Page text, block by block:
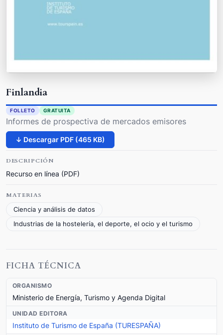
Finlandia
FOLLETO GRATUITA
Informes de prospectiva de mercados emisores
↓ Descargar PDF (465 KB)
DESCRIPCIÓN
Recurso en línea (PDF)
MATERIAS
Ciencia y análisis de datos
Industrias de la hostelería, el deporte, el ocio y el turismo
FICHA TÉCNICA
ORGANISMO
Ministerio de Energía, Turismo y Agenda Digital
UNIDAD EDITORA
Instituto de Turismo de España (TURESPAÑA)